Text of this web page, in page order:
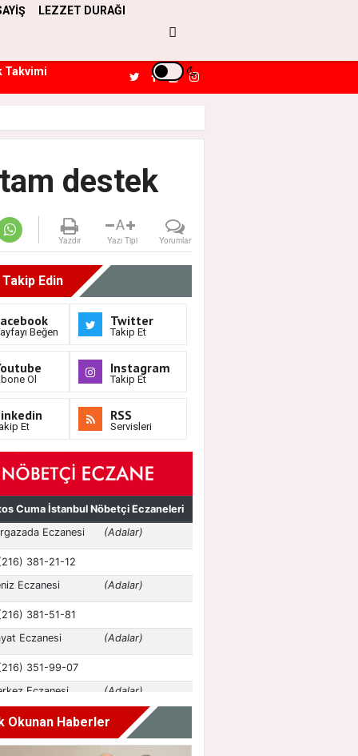
LEZZET DURAĞI
Takvimi
destek
Yazdır
A
Yazı Tipi Yorumlar
Takip Edin
Beğen
Twitter
Takip Et
Ol
Instagram
Takip Et
Et
RSS
Servisleri
Okunan Haberler